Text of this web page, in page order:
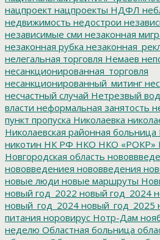
нацпроект нацпроекты НДФЛ
недвижимость недострои
независимые сми незаконная
незаконная рубка
нелегальная торговля Немаев
несанкционированная_торговля
несанкционированный_митинг
несчастный случай Нетрезвый
власти неформальная занятость
пункт пропуска Николаевка
Николаевская районная больница
никотин НК РФ НКО НКО «РОКР»
Новгородская область
нововведениея нововведения
новые люди новые маршруты
новый год_2022 новый год_2024
новый_год_2024 новый_год_2025
питания норовирус Нотр-Дам
неделю Областная больница